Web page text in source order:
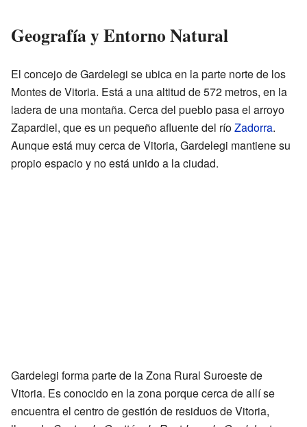
Geografía y Entorno Natural
El concejo de Gardelegi se ubica en la parte norte de los
Montes de Vitoria. Está a una altitud de 572 metros, en la
ladera de una montaña. Cerca del pueblo pasa el arroyo
Zapardiel, que es un pequeño afluente del ríoZadorra.
Aunque está muy cerca de Vitoria, Gardelegi mantiene su
propio espacio y no está unido a la ciudad.
Gardelegi forma parte de la Zona Rural Suroeste de
Vitoria. Es conocido en la zona porque cerca de allí se
encuentra el centro de gestión de residuos de Vitoria,